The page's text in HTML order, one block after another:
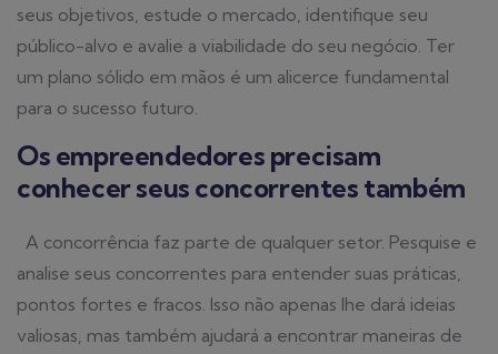
seus objetivos, estude o mercado, identifique seu
público-alvo e avalie a viabilidade do seu negócio. Ter
um plano sólido em mãos é um alicerce fundamental
para o sucesso futuro.
Os empreendedores precisam
conhecer seus concorrentes também
A concorrência faz parte de qualquer setor. Pesquise e
analise seus concorrentes para entender suas práticas,
pontos fortes e fracos. Isso não apenas lhe dará ideias
valiosas, mas também ajudará a encontrar maneiras de